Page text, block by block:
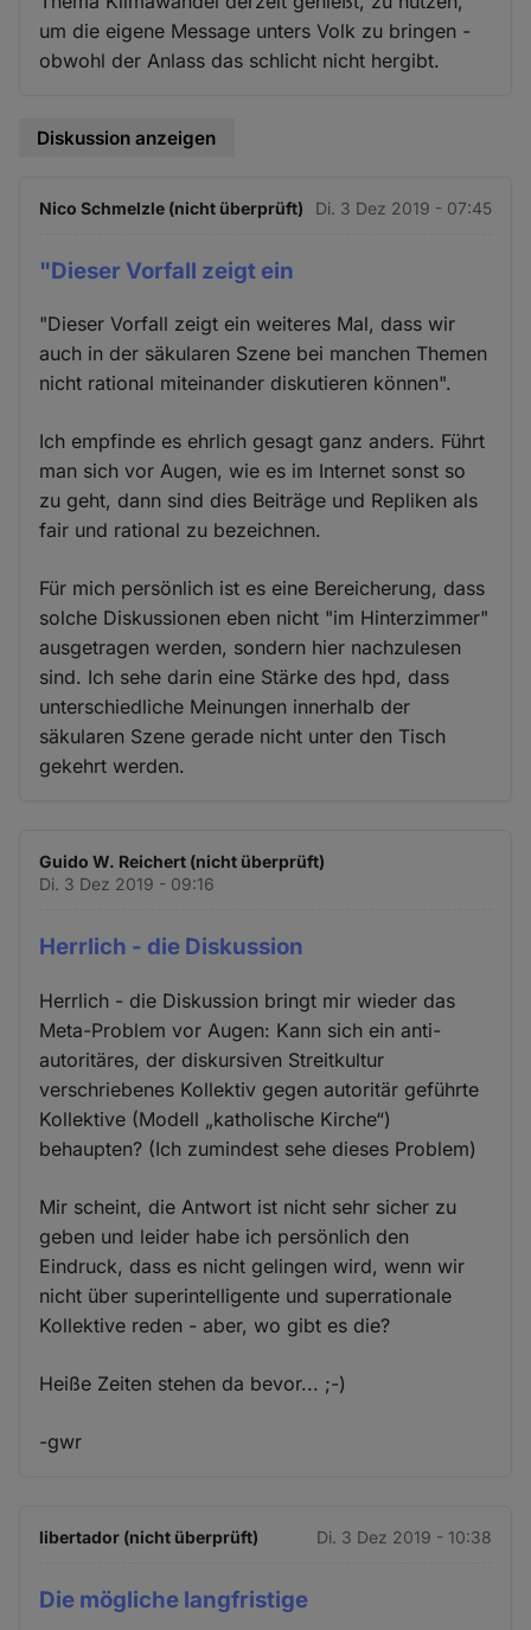
um die eigene Message unters Volk zu bringen -
obwohl der Anlass das schlicht nicht hergibt.
Diskussion anzeigen
Nico Schmelzle (nicht überprüft) Di. 3 Dez 2019 - 07:45
"Dieser Vorfall zeigt ein
"Dieser Vorfall zeigt ein weiteres Mal, dass wir
auch in der säkularen Szene bei manchen Themen
nicht rational miteinander diskutieren können".
Ich empfinde es ehrlich gesagt ganz anders. Führt
man sich vor Augen, wie es im Internet sonst so
zu geht, dann sind dies Beiträge und Repliken als
fair und rational zu bezeichnen.
Für mich persönlich ist es eine Bereicherung, dass
solche Diskussionen eben nicht "im Hinterzimmer"
ausgetragen werden, sondern hier nachzulesen
sind. Ich sehe darin eine Stärke des hpd, dass
unterschiedliche Meinungen innerhalb der
säkularen Szene gerade nicht unter den Tisch
gekehrt werden.
Guido W. Reichert (nicht überprüft)
Di. 3 Dez 2019 - 09:16
Herrlich - die Diskussion
Herrlich - die Diskussion bringt mir wieder das
Meta-Problem vor Augen: Kann sich ein anti-
autoritäres, der diskursiven Streitkultur
verschriebenes Kollektiv gegen autoritär geführte
Kollektive (Modell „katholische Kirche“)
behaupten? (Ich zumindest sehe dieses Problem)
Mir scheint, die Antwort ist nicht sehr sicher zu
geben und leider habe ich persönlich den
Eindruck, dass es nicht gelingen wird, wenn wir
nicht über superintelligente und superrationale
Kollektive reden - aber, wo gibt es die?
Heiße Zeiten stehen da bevor... ;-)
-gwr
libertador (nicht überprüft) Di. 3 Dez 2019 - 10:38
Die mögliche langfristige